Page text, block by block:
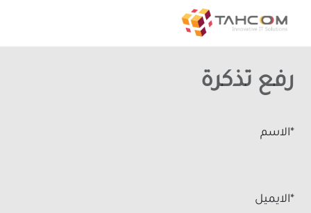
رفع تذكرة
*الاسم
*الايميل